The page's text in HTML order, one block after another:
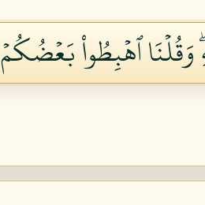
وَقُلۡنَا ٱهۡبِطُواْ